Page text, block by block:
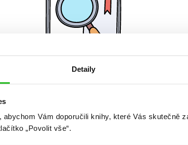
Detaily
abychom Vám doporučili knihy, které Vás skutečně
„Povolit vše“.